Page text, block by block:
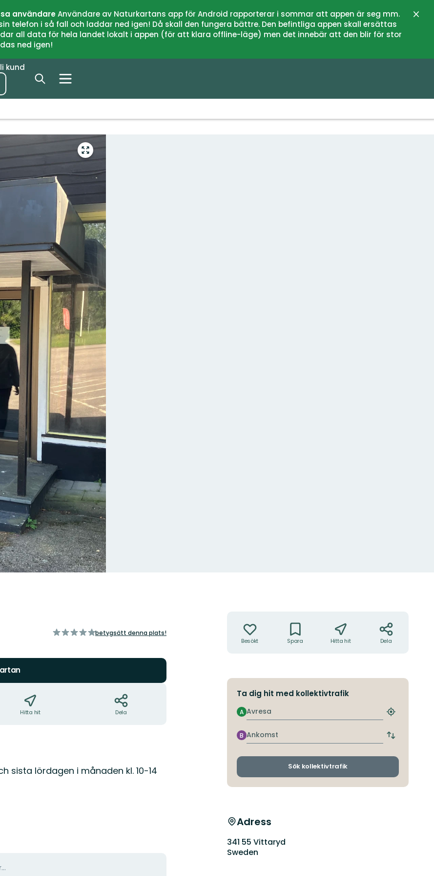
användareAnvändare av Naturkartans app för Android rapporterar i sommar att appen är seg mm.
telefon i så fall och laddar ned igen! Då skall den fungera bättre. Den befintliga appen skall ersättas
all data för hela landet lokalt i appen (för att klara offline-läge) men det innebär att den blir för stor
ned igen!
kund
Gå
till
helskärmsläge
av
betygsätt denna plats!
Hitta hit Dela
sista lördagen i månaden kl. 10-14
Besökt Spara Hitta hit Dela
Ta dig hit med kollektivtrafik
Avresa
A
Hitta
hållplats
Ankomst
B
Byt
och
Sök kollektivtrafik
Adress
341 55 Vittaryd
Sweden